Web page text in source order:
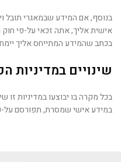
בנוסף, אם המידע שבמאגרי תובל
בכתב שהמידע המתייחס אליך
שינויים במדיניות
בכל מקרה בו יבוצעו במדיניות זו
במידע אישי שמסרת, תפורסם